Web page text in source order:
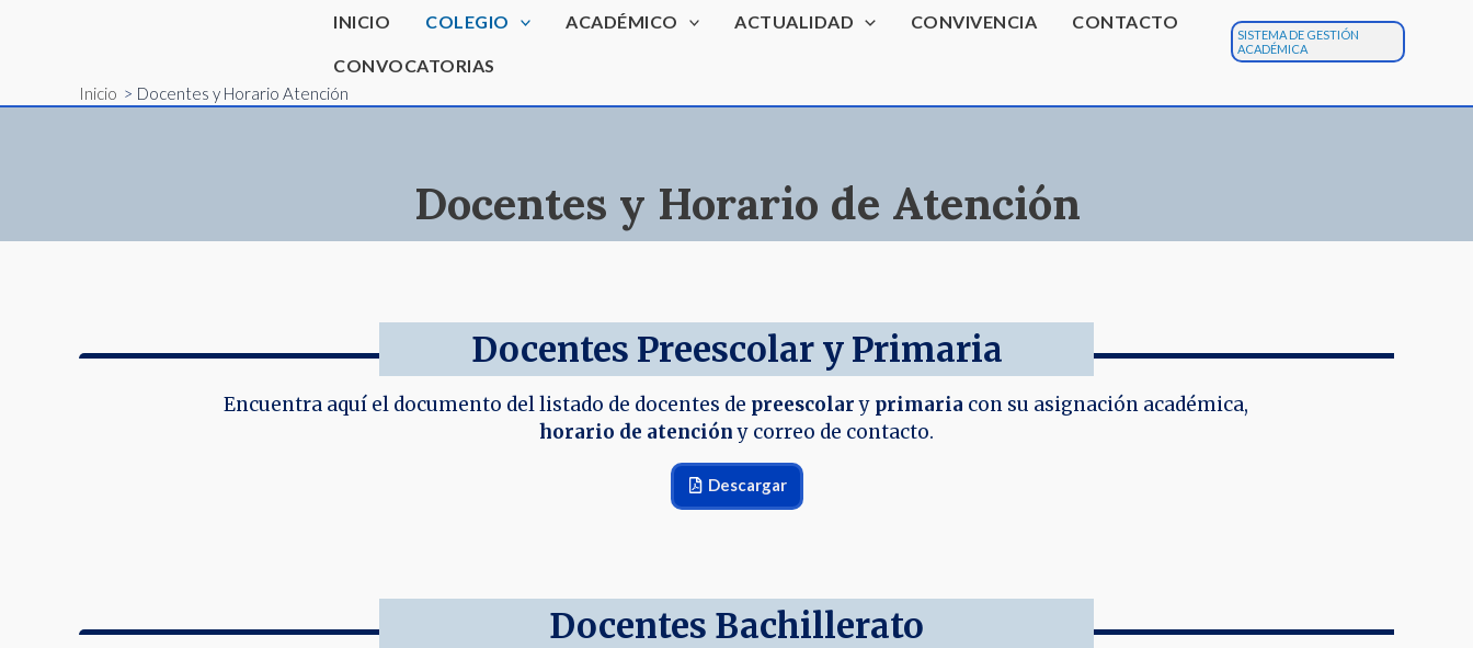
INICIO COLEGIO ACADÉMICO ACTUALIDAD CONVIVENCIA CONTACTO
CONVOCATORIAS
SISTEMA DE GESTIÓN
ACADÉMICA
Inicio Docentes y Horario Atención
Docentes y Horario de Atención
Docentes Preescolar y Primaria
Encuentra aquí el documento del listado de docentes de preescolary primaria con su asignación académica,
horario de atencióny correo de contacto.
Descargar
Docentes Bachillerato